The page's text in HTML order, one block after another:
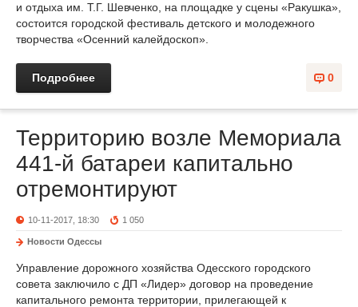
и отдыха им. Т.Г. Шевченко, на площадке у сцены «Ракушка»,
состоится городской фестиваль детского и молодежного
творчества «Осенний калейдоскоп».
0
Подробнее
Территорию возле Мемориала
441-й батареи капитально
отремонтируют
10-11-2017, 18:30 1 050
Новости Одессы
Управление дорожного хозяйства Одесского городского
совета заключило с ДП «Лидер» договор на проведение
капитального ремонта территории, прилегающей к